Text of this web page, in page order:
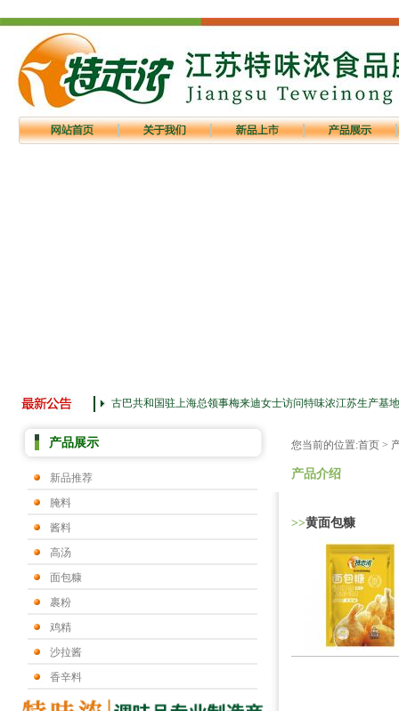
古巴共和国驻上海总领事梅来迪女士访问特味浓江苏生产基地
产品展示
新品推荐
腌料
酱料
高汤
面包糠
裹粉
鸡精
沙拉酱
香辛料
您当前的位置:首页 >
产品介绍
>>黄面包糠